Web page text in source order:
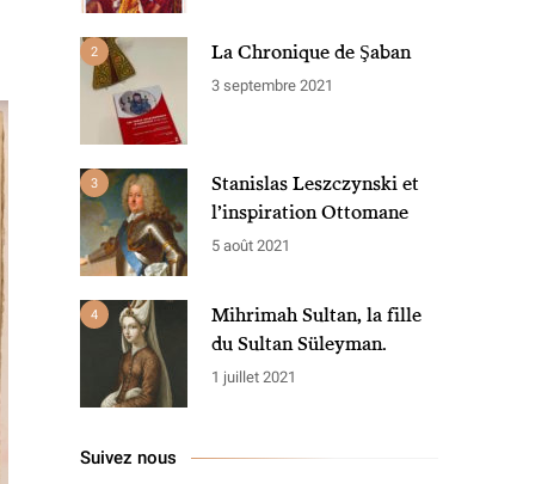
2 La Chronique de Şaban
3 septembre 2021
3
Stanislas Leszczynski et
l’inspiration Ottomane
5 août 2021
4
Mihrimah Sultan, la fille
du Sultan Süleyman.
1 juillet 2021
Suivez nous